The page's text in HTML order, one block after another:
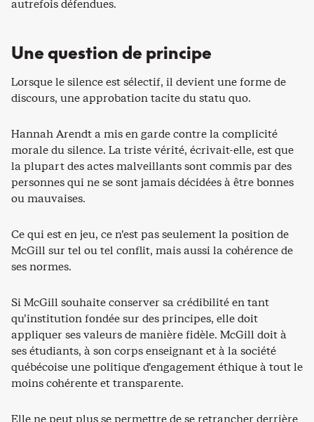
autrefois défendues.
Une question de principe
Lorsque le silence est sélectif, il devient une forme de
discours, une approbation tacite du statu quo.
Hannah Arendt a mis en garde contre la complicité
morale du silence. La triste vérité, écrivait-elle, est que
la plupart des actes malveillants sont commis par des
personnes qui ne se sont jamais décidées à être bonnes
ou mauvaises.
Ce qui est en jeu, ce n’est pas seulement la position de
McGill sur tel ou tel conflit, mais aussi la cohérence de
ses normes.
Si McGill souhaite conserver sa crédibilité en tant
qu’institution fondée sur des principes, elle doit
appliquer ses valeurs de manière fidèle. McGill doit à
ses étudiants, à son corps enseignant et à la société
québécoise une politique d’engagement éthique à tout le
moins cohérente et transparente.
Elle ne peut plus se permettre de se retrancher derrière